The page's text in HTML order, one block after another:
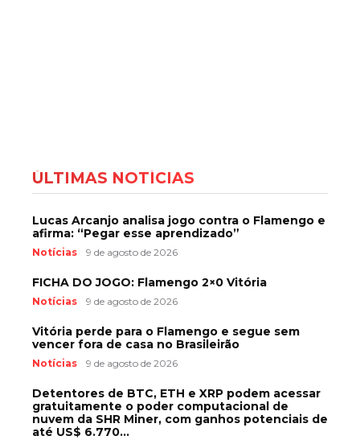
ÚLTIMAS NOTÍCIAS
Lucas Arcanjo analisa jogo contra o Flamengo e
afirma: “Pegar esse aprendizado”
Notícias 9 de agosto de 2026
FICHA DO JOGO: Flamengo 2×0 Vitória
Notícias 9 de agosto de 2026
Vitória perde para o Flamengo e segue sem
vencer fora de casa no Brasileirão
Notícias 9 de agosto de 2026
Detentores de BTC, ETH e XRP podem acessar
gratuitamente o poder computacional de
nuvem da SHR Miner, com ganhos potenciais de
até US$ 6.770...